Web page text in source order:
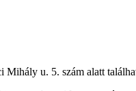
Mihály u. 5. szám alatt